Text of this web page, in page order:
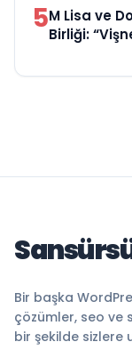
5M Lisa ve
Birliği:
Bir başka
çözümler, seo ve
bir şekilde sizlere